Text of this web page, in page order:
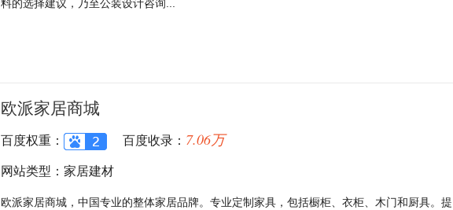
料的选择建议，乃至公装设计咨询...
欧派家居商城
百度权重： 百度收录： 7.06万
网站类型：家居建材
欧派家居商城，中国专业的整体家居品牌。专业定制家具，包括橱柜、衣柜、木门和厨具。提